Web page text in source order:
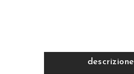
descrizione